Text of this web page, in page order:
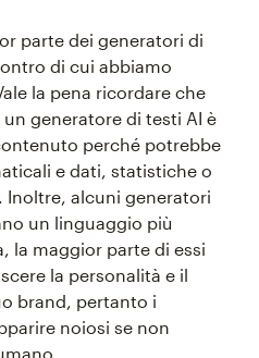
parte dei generatori di
di cui abbiamo
la pena ricordare che
generatore di testi AI è
perché potrebbe
e dati, statistiche o
alcuni generatori
un linguaggio più
la maggior parte di essi
la personalità e il
brand, pertanto i
noiosi se non